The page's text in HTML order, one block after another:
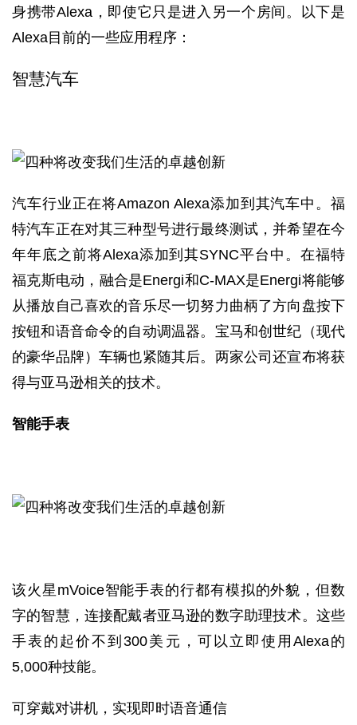
身携带Alexa，即使它只是进入另一个房间。以下是
Alexa目前的一些应用程序：
智慧汽车
汽车行业正在将Amazon Alexa添加到其汽车中。福
特汽车正在对其三种型号进行最终测试，并希望在今
年年底之前将Alexa添加到其SYNC平台中。在福特
福克斯电动，融合是Energi和C-MAX是Energi将能够
从播放自己喜欢的音乐尽一切努力曲柄了方向盘按下
按钮和语音命令的自动调温器。宝马和创世纪（现代
的豪华品牌）车辆也紧随其后。两家公司还宣布将获
得与亚马逊相关的技术。
智能手表
该火星mVoice智能手表的行都有模拟的外貌，但数
字的智慧，连接配戴者亚马逊的数字助理技术。这些
手表的起价不到300美元，可以立即使用Alexa的
5,000种技能。
可穿戴对讲机，实现即时语音通信